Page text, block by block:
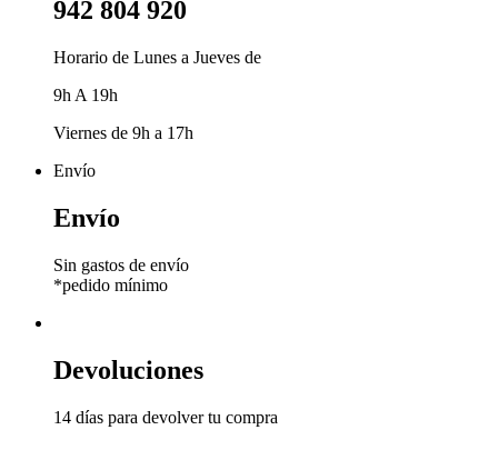
942 804 920
Horario de Lunes a Jueves de
9h A 19h
Viernes de 9h a 17h
Envío
Envío
Sin gastos de envío
*pedido mínimo
Devoluciones
14 días para devolver tu compra